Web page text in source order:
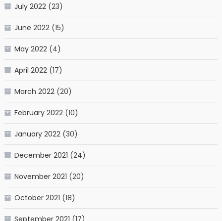
July 2022(23)
June 2022(15)
May 2022(4)
April 2022(17)
March 2022(20)
February 2022(10)
January 2022(30)
December 2021 (24)
November 2021 (20)
October 2021 (18)
September 2021 (17)